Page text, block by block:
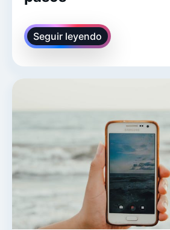
Seguir leyendo